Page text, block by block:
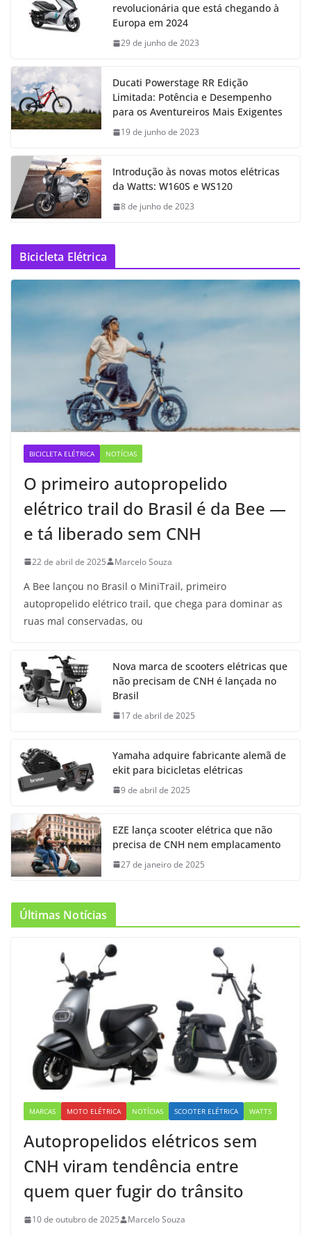
revolucionária que está chegando à
Europa em 2024
29 de junho de 2023
Ducati Powerstage RR Edição
Limitada: Potência e Desempenho
para os Aventureiros Mais Exigentes
19 de junho de 2023
Introdução às novas motos elétricas
da Watts: W160S e WS120
8 de junho de 2023
Bicicleta Elétrica
BICICLETA ELÉTRICA NOTÍCIAS
O primeiro autopropelido
elétrico trail do Brasil é da Bee —
e tá liberado sem CNH
22 de abril de 2025 Marcelo Souza
A Bee lançou no Brasil o MiniTrail, primeiro
autopropelido elétrico trail, que chega para dominar as
ruas mal conservadas, ou
Nova marca de scooters elétricas que
não precisam de CNH é lançada no
Brasil
17 de abril de 2025
Yamaha adquire fabricante alemã de
ekit para bicicletas elétricas
9 de abril de 2025
EZE lança scooter elétrica que não
precisa de CNH nem emplacamento
27 de janeiro de 2025
Últimas Notícias
MARCAS MOTO ELÉTRICA NOTÍCIAS SCOOTER ELÉTRICA WATTS
Autopropelidos elétricos sem
CNH viram tendência entre
quem quer fugir do trânsito
10 de outubro de 2025 Marcelo Souza